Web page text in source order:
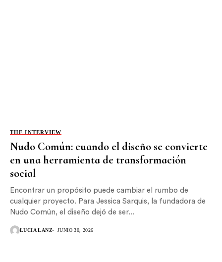
THE INTERVIEW
Nudo Común: cuando el diseño se convierte
en una herramienta de transformación
social
Encontrar un propósito puede cambiar el rumbo de
cualquier proyecto. Para Jessica Sarquis, la fundadora de
Nudo Común, el diseño dejó de ser...
LUCIA LANZ JUNIO 30, 2026